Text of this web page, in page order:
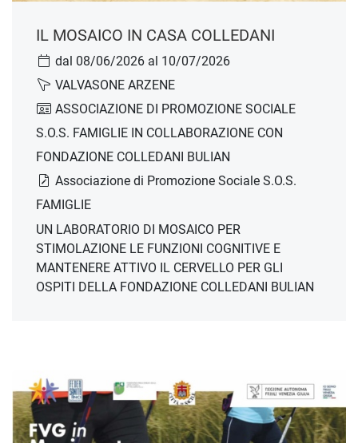
IL MOSAICO IN CASA COLLEDANI
dal 08/06/2026 al 10/07/2026
VALVASONE ARZENE
ASSOCIAZIONE DI PROMOZIONE SOCIALE
S.O.S. FAMIGLIE IN COLLABORAZIONE CON
FONDAZIONE COLLEDANI BULIAN
Associazione di Promozione Sociale S.O.S.
FAMIGLIE
UN LABORATORIO DI MOSAICO PER
STIMOLAZIONE LE FUNZIONI COGNITIVE E
MANTENERE ATTIVO IL CERVELLO PER GLI
OSPITI DELLA FONDAZIONE COLLEDANI BULIAN